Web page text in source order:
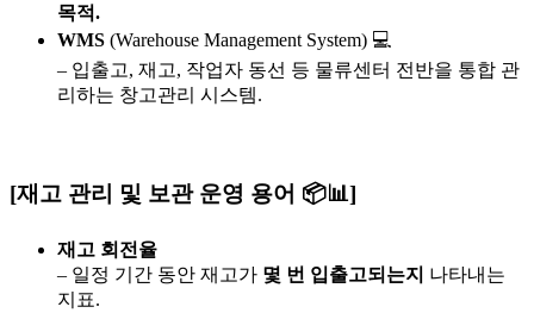
목적.
WMS (Warehouse Management System) 💻
– 입출고, 재고, 작업자 동선 등 물류센터 전반을 통합 관
리하는 창고관리 시스템.
[재고 관리 및 보관 운영 용어 📦📊]
재고 회전율
– 일정 기간 동안 재고가 몇 번 입출고되는지 나타내는
지표.